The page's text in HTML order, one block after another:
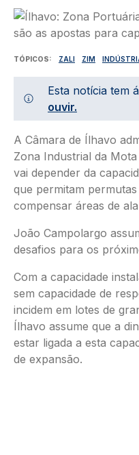
Imagem
TÓPICOS ZALI ZIM
Esta notícia tem
ouvir.
A Câmara de Ílhavo
Zona Industrial da
vai depender da
que permitam
compensar áreas de
João Campolargo
desafios para os
Com a capacidade
sem capacidade de
incidem em lotes de
Ílhavo assume que a
estar ligada a esta
de expansão.